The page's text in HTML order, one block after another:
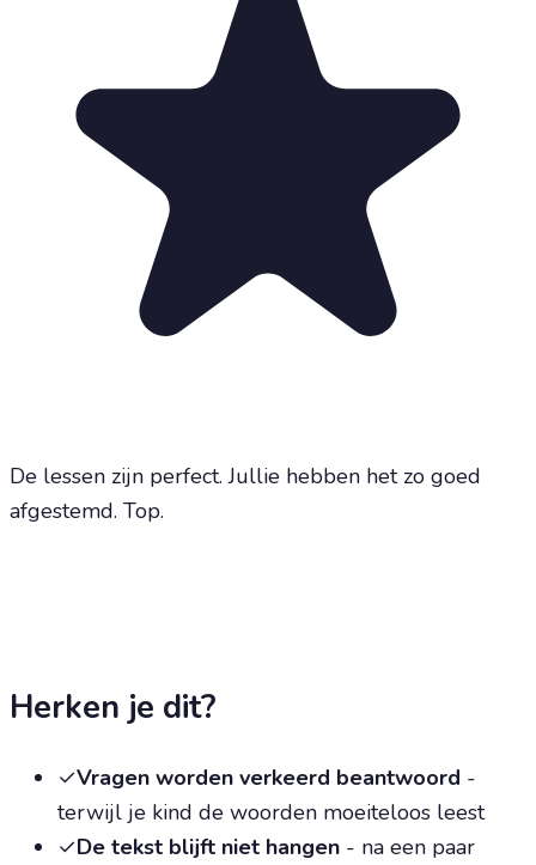
De lessen zijn perfect. Jullie hebben het zo goed
afgestemd. Top.
Herken je dit?
✓Vragen worden verkeerd beantwoord -
terwijl je kind de woorden moeiteloos leest
✓De tekst blijft niet hangen - na een paar